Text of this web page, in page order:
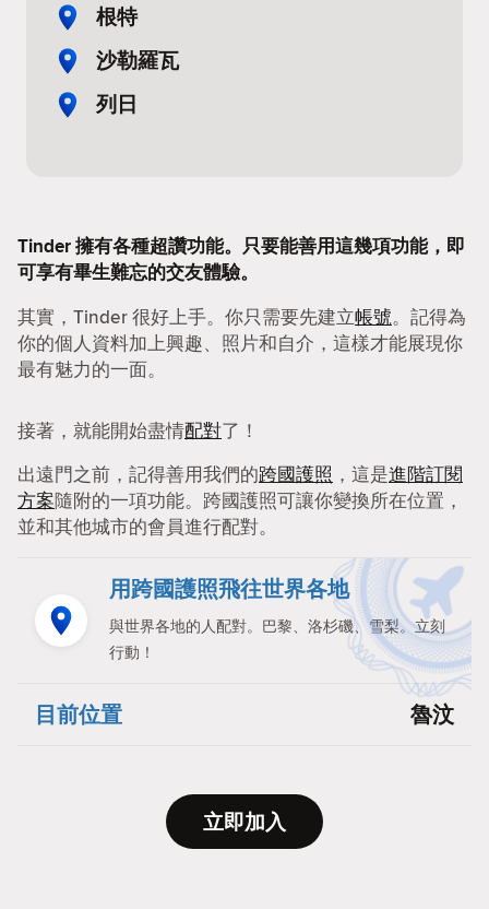
根特
沙勒羅瓦
列日
Tinder 擁有各種超讚功能。只要能善用這幾項功能，即
可享有畢生難忘的交友體驗。
其實，Tinder 很好上手。你只需要先建立帳號。記得為
你的個人資料加上興趣、照片和自介，這樣才能展現你
最有魅力的一面。
接著，就能開始盡情配對了！
出遠門之前，記得善用我們的跨國護照 ，這是進階訂閱
方案隨附的一項功能。跨國護照可讓你變換所在位置，
並和其他城市的會員進行配對。
用跨國護照飛往世界各地
與世界各地的人配對。巴黎、洛杉磯、雪梨。立刻
行動！
目前位置 魯汶
立即加入